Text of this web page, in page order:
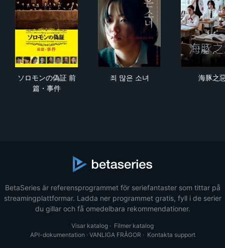
ソロモンの偽証 前
篇・事件
죄 많은 소녀 海豚之
BetaSeries är referensprogrammet för seriefantaster som tittar på
streamingplattformar. Ladda ner programmet gratis, fyll i de serier
du gillar och få omedelbara rekommendationer.
Visar katalog · Filmer katalog
API-dokumentation · VANLIGA FRÅGOR · Kontakta support